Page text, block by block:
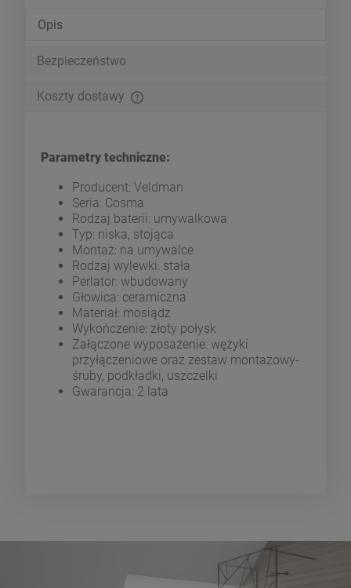
Opis
Bezpieczeństwo
Koszty dostawy
Parametry techniczne:
Producent: Veldman
Seria: Cosma
Rodzaj baterii: umywalkowa
Typ: niska, stojąca
Montaż: na umywalce
Rodzaj wylewki: stała
Perlator: wbudowany
Głowica: ceramiczna
Materiał: mosiądz
Wykończenie: złoty połysk
Załączone wyposażenie: wężyki
przyłączeniowe oraz zestaw montażowy-
śruby, podkładki, uszczelki
Gwarancja: 2 lata